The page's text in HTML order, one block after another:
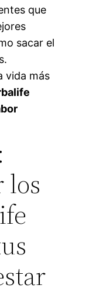
que
sacar el
vida más
los